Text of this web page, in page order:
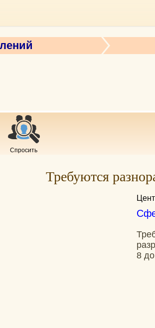
Спросить
Требуются
8